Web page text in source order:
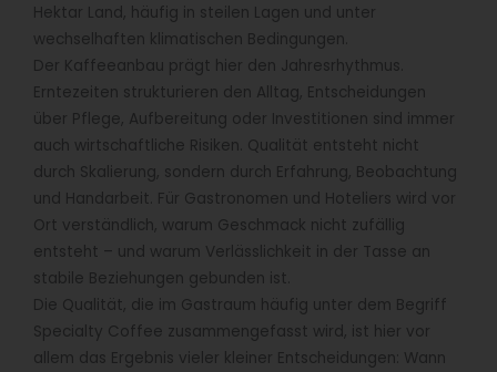
Hektar Land, häufig in steilen Lagen und unter
wechselhaften klimatischen Bedingungen.
Der Kaffeeanbau prägt hier den Jahresrhythmus.
Erntezeiten strukturieren den Alltag, Entscheidungen
über Pflege, Aufbereitung oder Investitionen sind immer
auch wirtschaftliche Risiken. Qualität entsteht nicht
durch Skalierung, sondern durch Erfahrung, Beobachtung
und Handarbeit. Für Gastronomen und Hoteliers wird vor
Ort verständlich, warum Geschmack nicht zufällig
entsteht – und warum Verlässlichkeit in der Tasse an
stabile Beziehungen gebunden ist.
Die Qualität, die im Gastraum häufig unter dem Begriff
Specialty Coffee zusammengefasst wird, ist hier vor
allem das Ergebnis vieler kleiner Entscheidungen: Wann